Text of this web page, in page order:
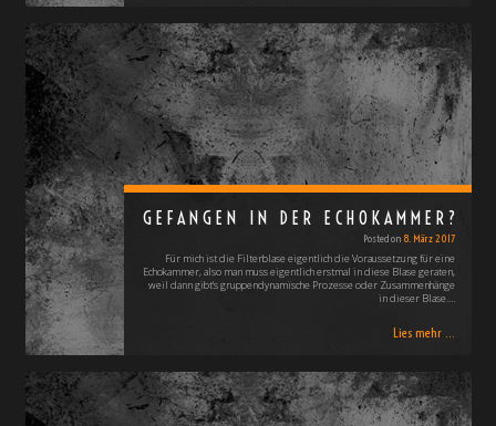
GEFANGEN IN DER ECHOKAMMER?
Posted on 8. März 2017
Für mich ist die Filterblase eigentlich die Voraussetzung für eine
Echokammer, also man muss eigentlich erstmal in diese Blase geraten,
weil dann gibt's gruppendynamische Prozesse oder Zusammenhänge
in dieser Blase.…
Lies mehr ...